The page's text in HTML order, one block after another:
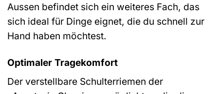
Aussen befindet sich ein weiteres Fach, das
sich ideal für Dinge eignet, die du schnell zur
Hand haben möchtest.
Optimaler Tragekomfort
Der verstellbare Schulterriemen der